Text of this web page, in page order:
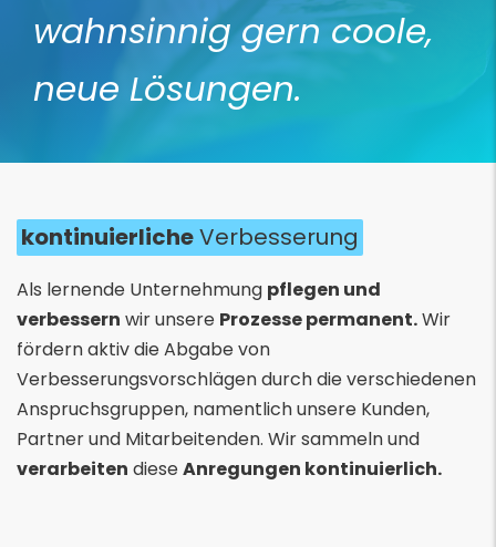
wahnsinnig gern coole,
neue Lösungen.
kontinuierlicheVerbesserung
Als lernende Unternehmung pflegen und
verbessern wir unsere Prozesse permanent.Wir
fördern aktiv die Abgabe von
Verbesserungsvorschlägen durch die verschiedenen
Anspruchsgruppen, namentlich unsere Kunden,
Partner und Mitarbeitenden. Wir sammeln und
verarbeiten dieseAnregungen kontinuierlich.